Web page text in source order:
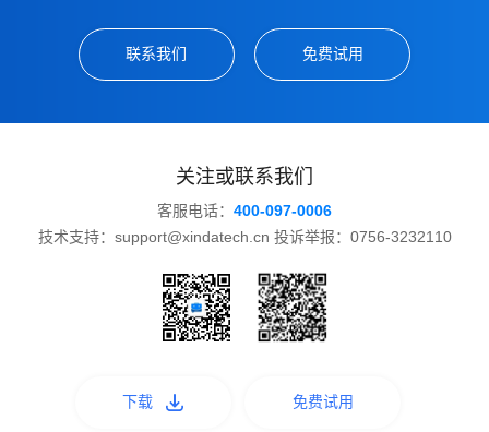
联系我们 免费试用
关注或联系我们
客服电话： 400-097-0006
技术支持：support@xindatech.cn 投诉举报：0756-3232110
下载 免费试用